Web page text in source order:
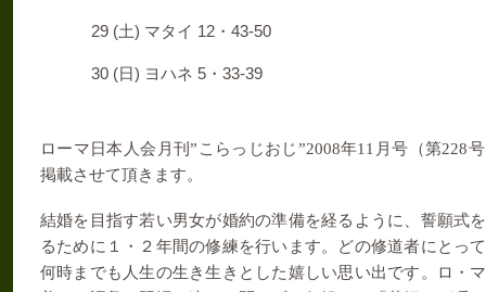
29 (土) マタイ 12 ・43-50
30 (日) ヨハネ 5 ・33-39
ローマ日本人会月刊”こらっじおじ”2008年11 月号（第228
掲載させて頂きます。
結婚を目指す若い男女が婚約の準備を経るように、誓願式
るために１・２年間の修練を行います。どの修道者にとっ
何時までも人生の生き生きとした嬉しい思い出です。ロ・